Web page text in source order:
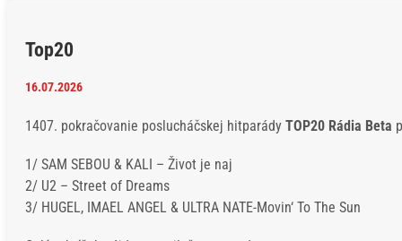
Top20
16.07.2026
1407. pokračovanie poslucháčskej hitparády TOP20 Rádia Beta
1/ SAM SEBOU & KALI – Život je naj
2/ U2 – Street of Dreams
3/ HUGEL, IMAEL ANGEL & ULTRA NATE-Movin‘ To The Sun